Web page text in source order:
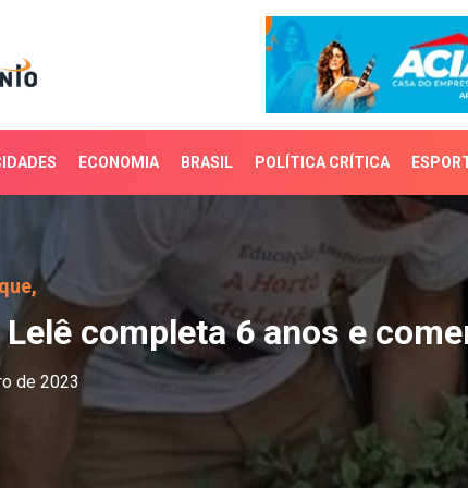
ECONOMIA BRASIL POLÍTICA CRÍTICA
6 anos e
completa 6 anos e
de 2023